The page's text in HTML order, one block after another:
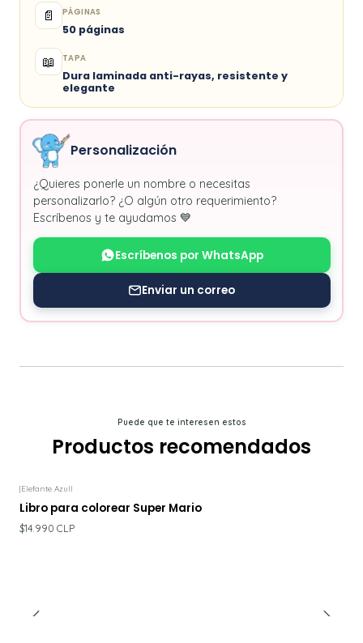
📄 PÁGINAS
50 páginas
📖 TAPA
Dura laminada anti-rayas, resistente y
elegante
Personalización
¿Quieres ponerle un nombre o necesitas
personalizarlo? ¿O algún otro requerimiento?
Escríbenos y te ayudamos 💙
Escríbenos por WhatsApp
Enviar un correo
Puede que te interesen estos
Productos recomendados
|Elefante Azull
Libro para colorear Super Mario
$14.990 CLP